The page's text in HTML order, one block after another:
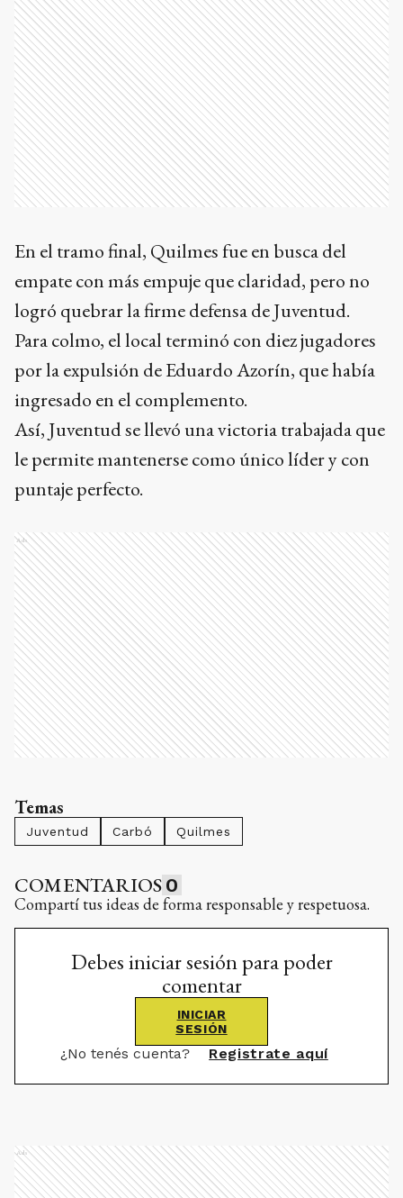
En el tramo final, Quilmes fue en busca del
empate con más empuje que claridad, pero no
logró quebrar la firme defensa de Juventud.
Para colmo, el local terminó con diez jugadores
por la expulsión de Eduardo Azorín, que había
ingresado en el complemento.
Así, Juventud se llevó una victoria trabajada que
le permite mantenerse como único líder y con
puntaje perfecto.
Ads
Temas
Juventud Carbó Quilmes
COMENTARIOS 0
Compartí tus ideas de forma responsable y respetuosa.
Debes iniciar sesión para poder
comentar
INICIAR
SESIÓN
¿No tenés cuenta? Registrate aquí
Ads